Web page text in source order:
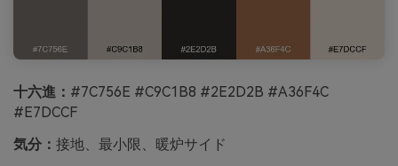
十六進： #7C756E #C9C1B8 #2E2D2B #A36F4C
#E7DCCF
気分： 接地、最小限、暖炉サイド